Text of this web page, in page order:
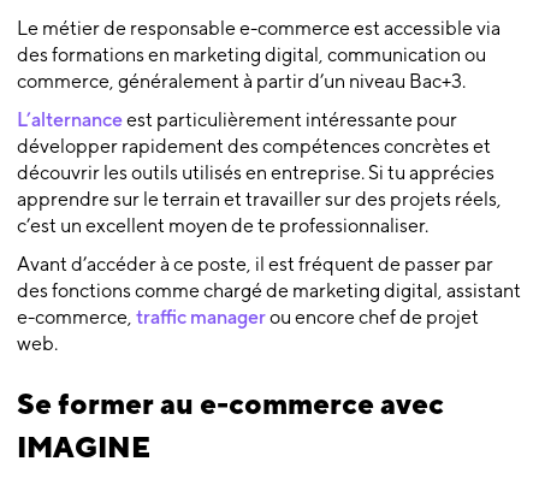
Le métier de responsable e-commerce est accessible via
des formations en marketing digital, communication ou
commerce, généralement à partir d’un niveau Bac+3.
L’alternanceest particulièrement intéressante pour
développer rapidement des compétences concrètes et
découvrir les outils utilisés en entreprise. Si tu apprécies
apprendre sur le terrain et travailler sur des projets réels,
c’est un excellent moyen de te professionnaliser.
Avant d’accéder à ce poste, il est fréquent de passer par
des fonctions comme chargé de marketing digital, assistant
e-commerce, traffic managerou encore chef de projet
web.
Se former au e-commerce avec
IMAGINE